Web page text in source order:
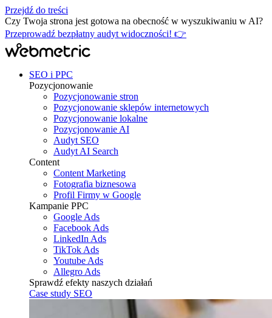
Przejdź do treści
Czy Twoja strona jest gotowa na obecność w wyszukiwaniu w AI?
Przeprowadź bezpłatny audyt widoczności! 👉
SEO i PPC
Pozycjonowanie
Pozycjonowanie stron
Pozycjonowanie sklepów internetowych
Pozycjonowanie lokalne
Pozycjonowanie AI
Audyt SEO
Audyt AI Search
Content
Content Marketing
Fotografia biznesowa
Profil Firmy w Google
Kampanie PPC
Google Ads
Facebook Ads
LinkedIn Ads
TikTok Ads
Youtube Ads
Allegro Ads
Sprawdź efekty naszych działań
Case study SEO